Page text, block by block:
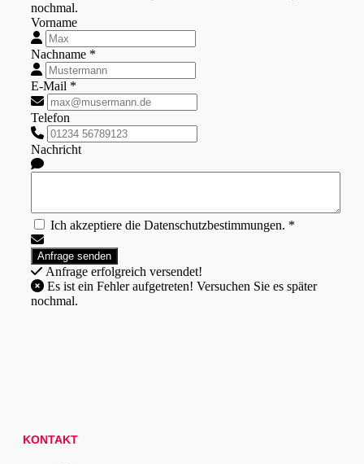
nochmal.
Vorname
Nachname *
E-Mail *
Telefon
Nachricht
Ich akzeptiere die Datenschutzbestimmungen. *
Anfrage erfolgreich versendet!
nochmal.
KONTAKT